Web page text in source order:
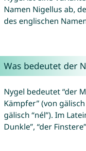
Namen Nigellus ab,
des englischen
Was bedeutet der
Nygel bedeutet “der
Kämpfer” (von gälisch
gälisch “nél”). Im
Dunkle”, “der